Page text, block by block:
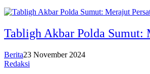
Tabligh Akbar Polda Sumut:
Berita23 November 2024
Redaksi